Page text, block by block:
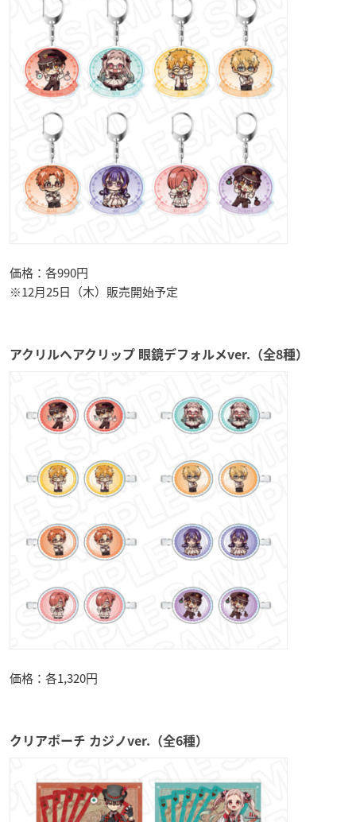
価格：各990円
※12月25日（木）販売開始予定
アクリルヘアクリップ 眼鏡デフォルメver.（全8種）
価格：各1,320円
クリアポーチ カジノver.（全6種）